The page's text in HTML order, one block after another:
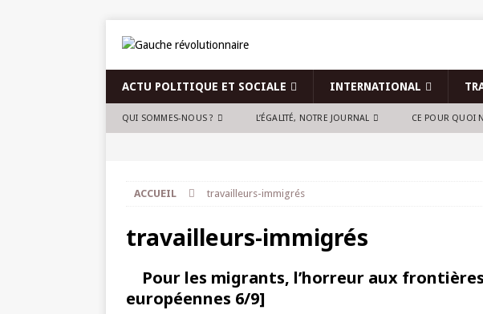
ACTU POLITIQUE ET SOCIALE INTERNATIONAL
QUI SOMMES-NOUS ? L’ÉGALITÉ, NOTRE JOURNAL CE POUR QUOI
ACCUEIL travailleurs-immigrés
travailleurs-immigrés
Pour les migrants, l’horreur aux
européennes 6/9]